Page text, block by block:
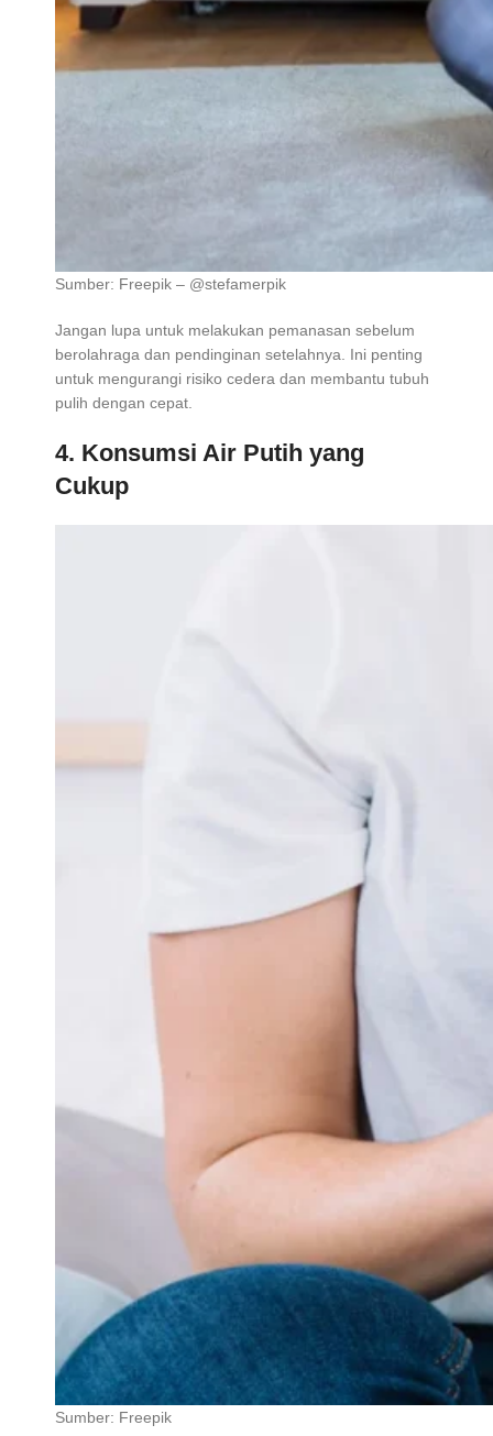
Sumber: Freepik – @stefamerpik
Jangan lupa untuk melakukan pemanasan sebelum
berolahraga dan pendinginan setelahnya. Ini penting
untuk mengurangi risiko cedera dan membantu tubuh
pulih dengan cepat.
4. Konsumsi Air Putih yang
Cukup
Sumber: Freepik